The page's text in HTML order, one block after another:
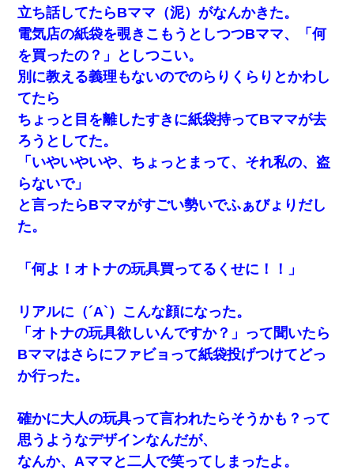
立ち話してたらBママ（泥）がなんかきた。
電気店の紙袋を覗きこもうとしつつBママ、「何
を買ったの？」としつこい。
別に教える義理もないのでのらりくらりとかわし
てたら
ちょっと目を離したすきに紙袋持ってBママが去
ろうとしてた。
「いやいやいや、ちょっとまって、それ私の、盗
らないで」
と言ったらBママがすごい勢いでふぁびょりだし
た。
「何よ！オトナの玩具買ってるくせに！！」
リアルに（´A`）こんな顔になった。
「オトナの玩具欲しいんですか？」って聞いたら
Bママはさらにファビョって紙袋投げつけてどっ
か行った。
確かに大人の玩具って言われたらそうかも？って
思うようなデザインなんだが、
なんか、Aママと二人で笑ってしまったよ。